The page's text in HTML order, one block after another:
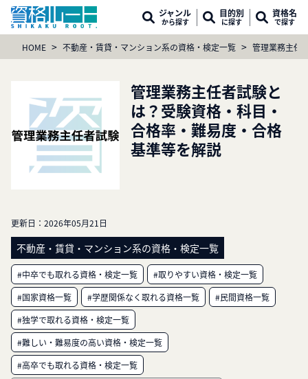
ジャンル
から探す
目的別
に探す
資格名
で探す
HOME > 不動産・賃貸・マンション系の資格・検定一覧 > 管理業務主任
管理業務主任者試験と
は？受験資格・科目・
合格率・難易度・合格
基準等を解説
更新日： 2026年05月21日
不動産・賃貸・マンション系の資格・検定一覧
#中卒でも取れる資格・検定一覧
#取りやすい資格・検定一覧
#国家資格一覧
#学歴関係なく取れる資格一覧
#民間資格一覧
#独学で取れる資格・検定一覧
#難しい・難易度の高い資格・検定一覧
#高卒でも取れる資格・検定一覧